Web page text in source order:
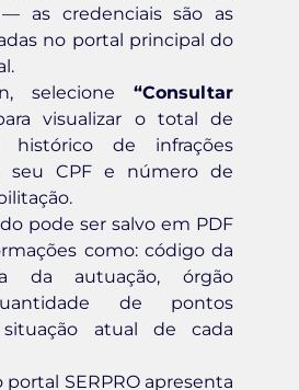
as credenciais são as
no portal principal do
selecione “Consultar
visualizar o total de
de infrações
seu CPF e número de
pode ser salvo em PDF
como: código da
da autuação, órgão
de pontos
atual de cada
SERPRO apresenta